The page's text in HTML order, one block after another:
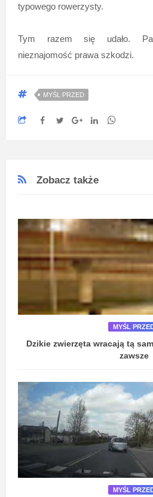
typowego rowerzysty.
Tym razem się udało.
nieznajomość prawa szkodzi.
MYŚL PRZED
Zobacz także
MYŚL
Dzikie zwierzęta wracają tą
zawsze
MYŚL